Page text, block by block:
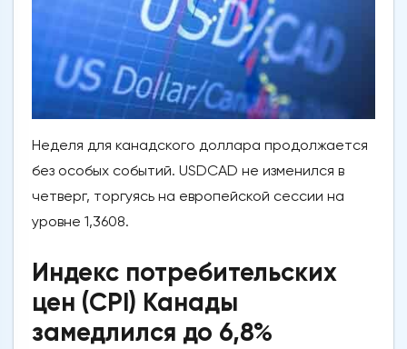
Неделя для канадского доллара продолжается
без особых событий. USDCAD не изменился в
четверг, торгуясь на европейской сессии на
уровне 1,3608.
Индекс потребительских
цен (CPI) Канады
замедлился до 6,8%